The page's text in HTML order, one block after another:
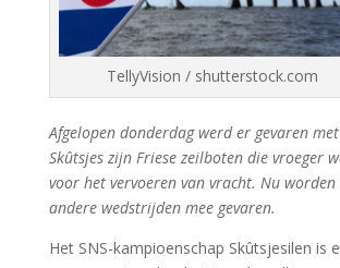
TellyVision / shutterstock.com
Afgelopen donderdag werd er gevaren
Skûtsjes zijn Friese zeilboten die vroeger
voor het vervoeren van vracht. Nu
andere wedstrijden mee gevaren.
Het SNS-kampioenschap Skûtsjesilen is